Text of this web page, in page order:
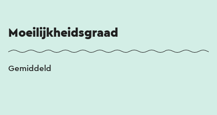
Moeilijkheidsgraad
Gemiddeld